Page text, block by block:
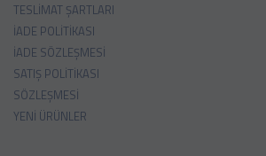
TESLIMAT ŞARTLARI
İADE POLITIKASI
İADE SÖZLEŞMESI
SATIŞ POLITIKASI
SÖZLEŞMESI
YENI ÜRÜNLER